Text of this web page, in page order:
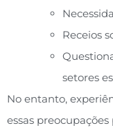
Receios
setores
No entanto,
essas